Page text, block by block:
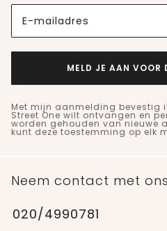
E-mailadres
MELD JE AAN VOOR
Met mijn aanmelding bevestig
Street One wilt ontvangen en
worden gehouden van nieuwe
kunt deze toestemming op elk
Neem contact met
020/4990781